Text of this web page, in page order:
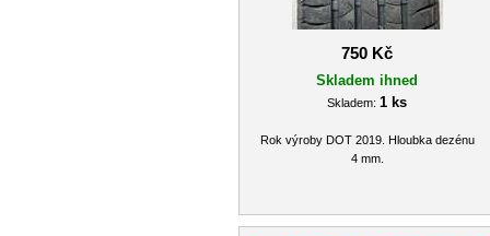
750 Kč
Skladem ihned
Skladem: 1 ks
Rok výroby DOT 2019. Hloubka dezénu
4 mm.